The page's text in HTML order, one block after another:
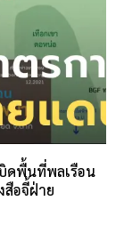
ดพื้นที่พลเรือน
อจี้ฝ่าย